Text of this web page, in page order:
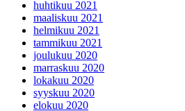
huhtikuu 2021
maaliskuu 2021
helmikuu 2021
tammikuu 2021
joulukuu 2020
marraskuu 2020
lokakuu 2020
syyskuu 2020
elokuu 2020